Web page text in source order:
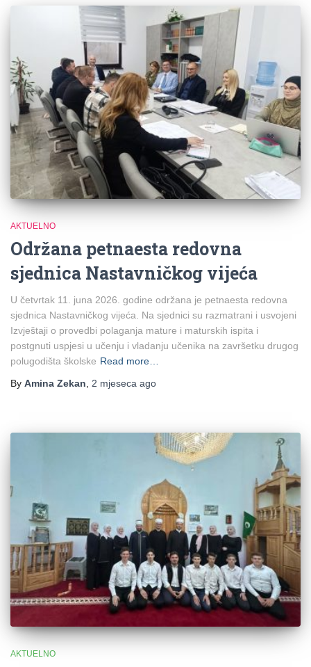
AKTUELNO
Održana petnaesta redovna
sjednica Nastavničkog vijeća
U četvrtak 11. juna 2026. godine održana je petnaesta redovna
sjednica Nastavničkog vijeća. Na sjednici su razmatrani i usvojeni
Izvještaji o provedbi polaganja mature i maturskih ispita i
postgnuti uspjesi u učenju i vladanju učenika na završetku drugog
polugodišta školske Read more…
By Amina Zekan, 2 mjeseca ago
AKTUELNO